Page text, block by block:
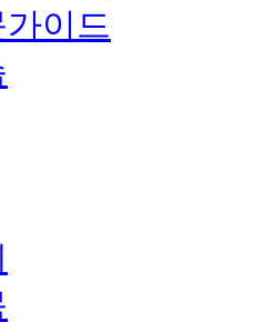
이드